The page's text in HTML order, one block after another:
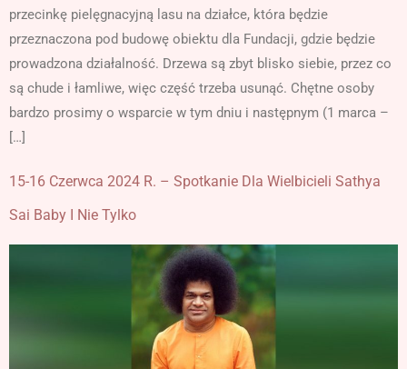
przecinkę pielęgnacyjną lasu na działce, która będzie
przeznaczona pod budowę obiektu dla Fundacji, gdzie będzie
prowadzona działalność. Drzewa są zbyt blisko siebie, przez co
są chude i łamliwe, więc część trzeba usunąć. Chętne osoby
bardzo prosimy o wsparcie w tym dniu i następnym (1 marca –
[…]
15-16 Czerwca 2024 R. – Spotkanie Dla Wielbicieli Sathya
Sai Baby I Nie Tylko